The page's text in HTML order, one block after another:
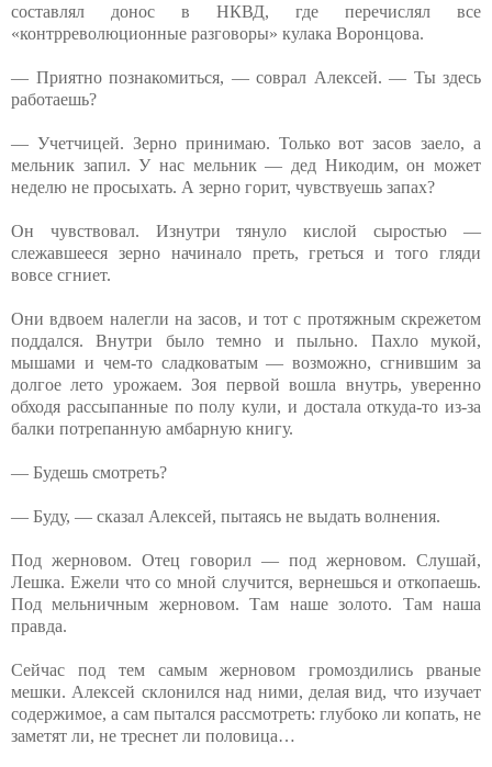
составлял донос в НКВД, где перечислял все
«контрреволюционные разговоры» кулака Воронцова.
— Приятно познакомиться, — соврал Алексей. — Ты здесь
работаешь?
— Учетчицей. Зерно принимаю. Только вот засов заело, а
мельник запил. У нас мельник — дед Никодим, он может
неделю не просыхать. А зерно горит, чувствуешь запах?
Он чувствовал. Изнутри тянуло кислой сыростью —
слежавшееся зерно начинало преть, греться и того гляди
вовсе сгниет.
Они вдвоем налегли на засов, и тот с протяжным скрежетом
поддался. Внутри было темно и пыльно. Пахло мукой,
мышами и чем-то сладковатым — возможно, сгнившим за
долгое лето урожаем. Зоя первой вошла внутрь, уверенно
обходя рассыпанные по полу кули, и достала откуда-то из-за
балки потрепанную амбарную книгу.
— Будешь смотреть?
— Буду, — сказал Алексей, пытаясь не выдать волнения.
Под жерновом. Отец говорил — под жерновом. Слушай,
Лешка. Ежели что со мной случится, вернешься и откопаешь.
Под мельничным жерновом. Там наше золото. Там наша
правда.
Сейчас под тем самым жерновом громоздились рваные
мешки. Алексей склонился над ними, делая вид, что изучает
содержимое, а сам пытался рассмотреть: глубоко ли копать, не
заметят ли, не треснет ли половица…